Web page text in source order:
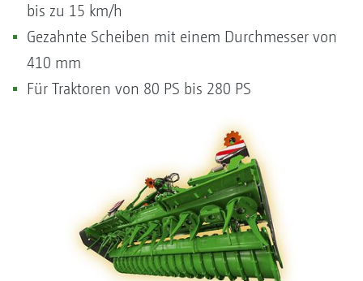
bis zu 15 km/h
Gezahnte Scheiben mit einem Durchmesser von
410 mm
Für Traktoren von 80 PS bis 280 PS